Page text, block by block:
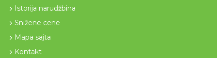
Istorija narudžbina
Snižene cene
Mapa sajta
Kontakt